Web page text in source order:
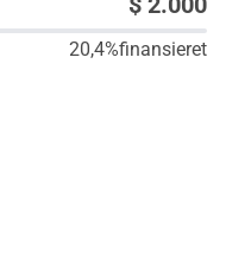
20,4%finansieret